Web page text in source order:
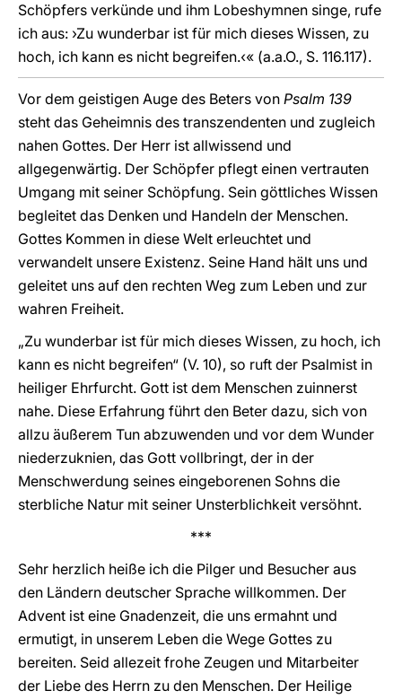
Schöpfers verkünde und ihm Lobeshymnen singe, rufe
ich aus: ›Zu wunderbar ist für mich dieses Wissen, zu
hoch, ich kann es nicht begreifen.‹« (a.a.O., S. 116.117).
Vor dem geistigen Auge des Beters von Psalm 139
steht das Geheimnis des transzendenten und zugleich
nahen Gottes. Der Herr ist allwissend und
allgegenwärtig. Der Schöpfer pflegt einen vertrauten
Umgang mit seiner Schöpfung. Sein göttliches Wissen
begleitet das Denken und Handeln der Menschen.
Gottes Kommen in diese Welt erleuchtet und
verwandelt unsere Existenz. Seine Hand hält uns und
geleitet uns auf den rechten Weg zum Leben und zur
wahren Freiheit.
„Zu wunderbar ist für mich dieses Wissen, zu hoch, ich
kann es nicht begreifen“ (V. 10), so ruft der Psalmist in
heiliger Ehrfurcht. Gott ist dem Menschen zuinnerst
nahe. Diese Erfahrung führt den Beter dazu, sich von
allzu äußerem Tun abzuwenden und vor dem Wunder
niederzuknien, das Gott vollbringt, der in der
Menschwerdung seines eingeborenen Sohns die
sterbliche Natur mit seiner Unsterblichkeit versöhnt.
***
Sehr herzlich heiße ich die Pilger und Besucher aus
den Ländern deutscher Sprache willkommen. Der
Advent ist eine Gnadenzeit, die uns ermahnt und
ermutigt, in unserem Leben die Wege Gottes zu
bereiten. Seid allezeit frohe Zeugen und Mitarbeiter
der Liebe des Herrn zu den Menschen. Der Heilige